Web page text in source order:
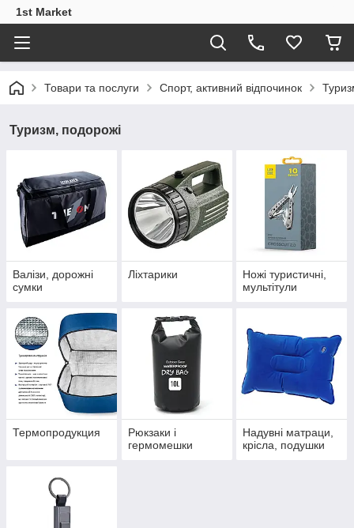
1st Market
Товари та послуги Спорт, активний відпочинок
Туризм, подорожі
Валізи, дорожні
сумки
Ліхтарики
Ножі туристичні,
мультітули
Термопродукция
Рюкзаки і
гермомешки
Надувні матраци,
крісла, подушки